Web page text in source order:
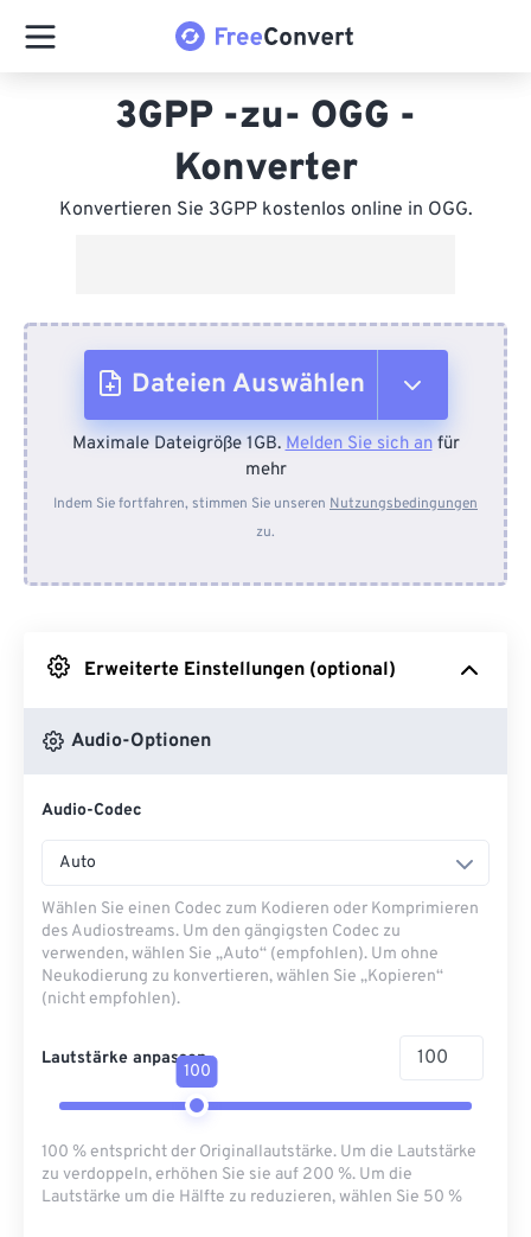
3GPP -zu- OGG -
Konverter
Konvertieren Sie 3GPP kostenlos online in OGG.
Dateien Auswählen
Vom Gerät
Von Dropbox
Maximale Dateigröße 1GB.Melden Sie sich anfür
mehr
Indem Sie fortfahren, stimmen Sie unseren Nutzungsbedingungen
zu.
Erweiterte Einstellungen (optional)
Audio-Optionen
Audio-Codec
Auto
Wählen Sie einen Codec zum Kodieren oder Komprimieren
des Audiostreams. Um den gängigsten Codec zu
verwenden, wählen Sie „Auto“ (empfohlen). Um ohne
Neukodierung zu konvertieren, wählen Sie „Kopieren“
(nicht empfohlen).
Lautstärke anpassen
100
100 % entspricht der Originallautstärke. Um die Lautstärke
zu verdoppeln, erhöhen Sie sie auf 200 %. Um die
Lautstärke um die Hälfte zu reduzieren, wählen Sie 50 %